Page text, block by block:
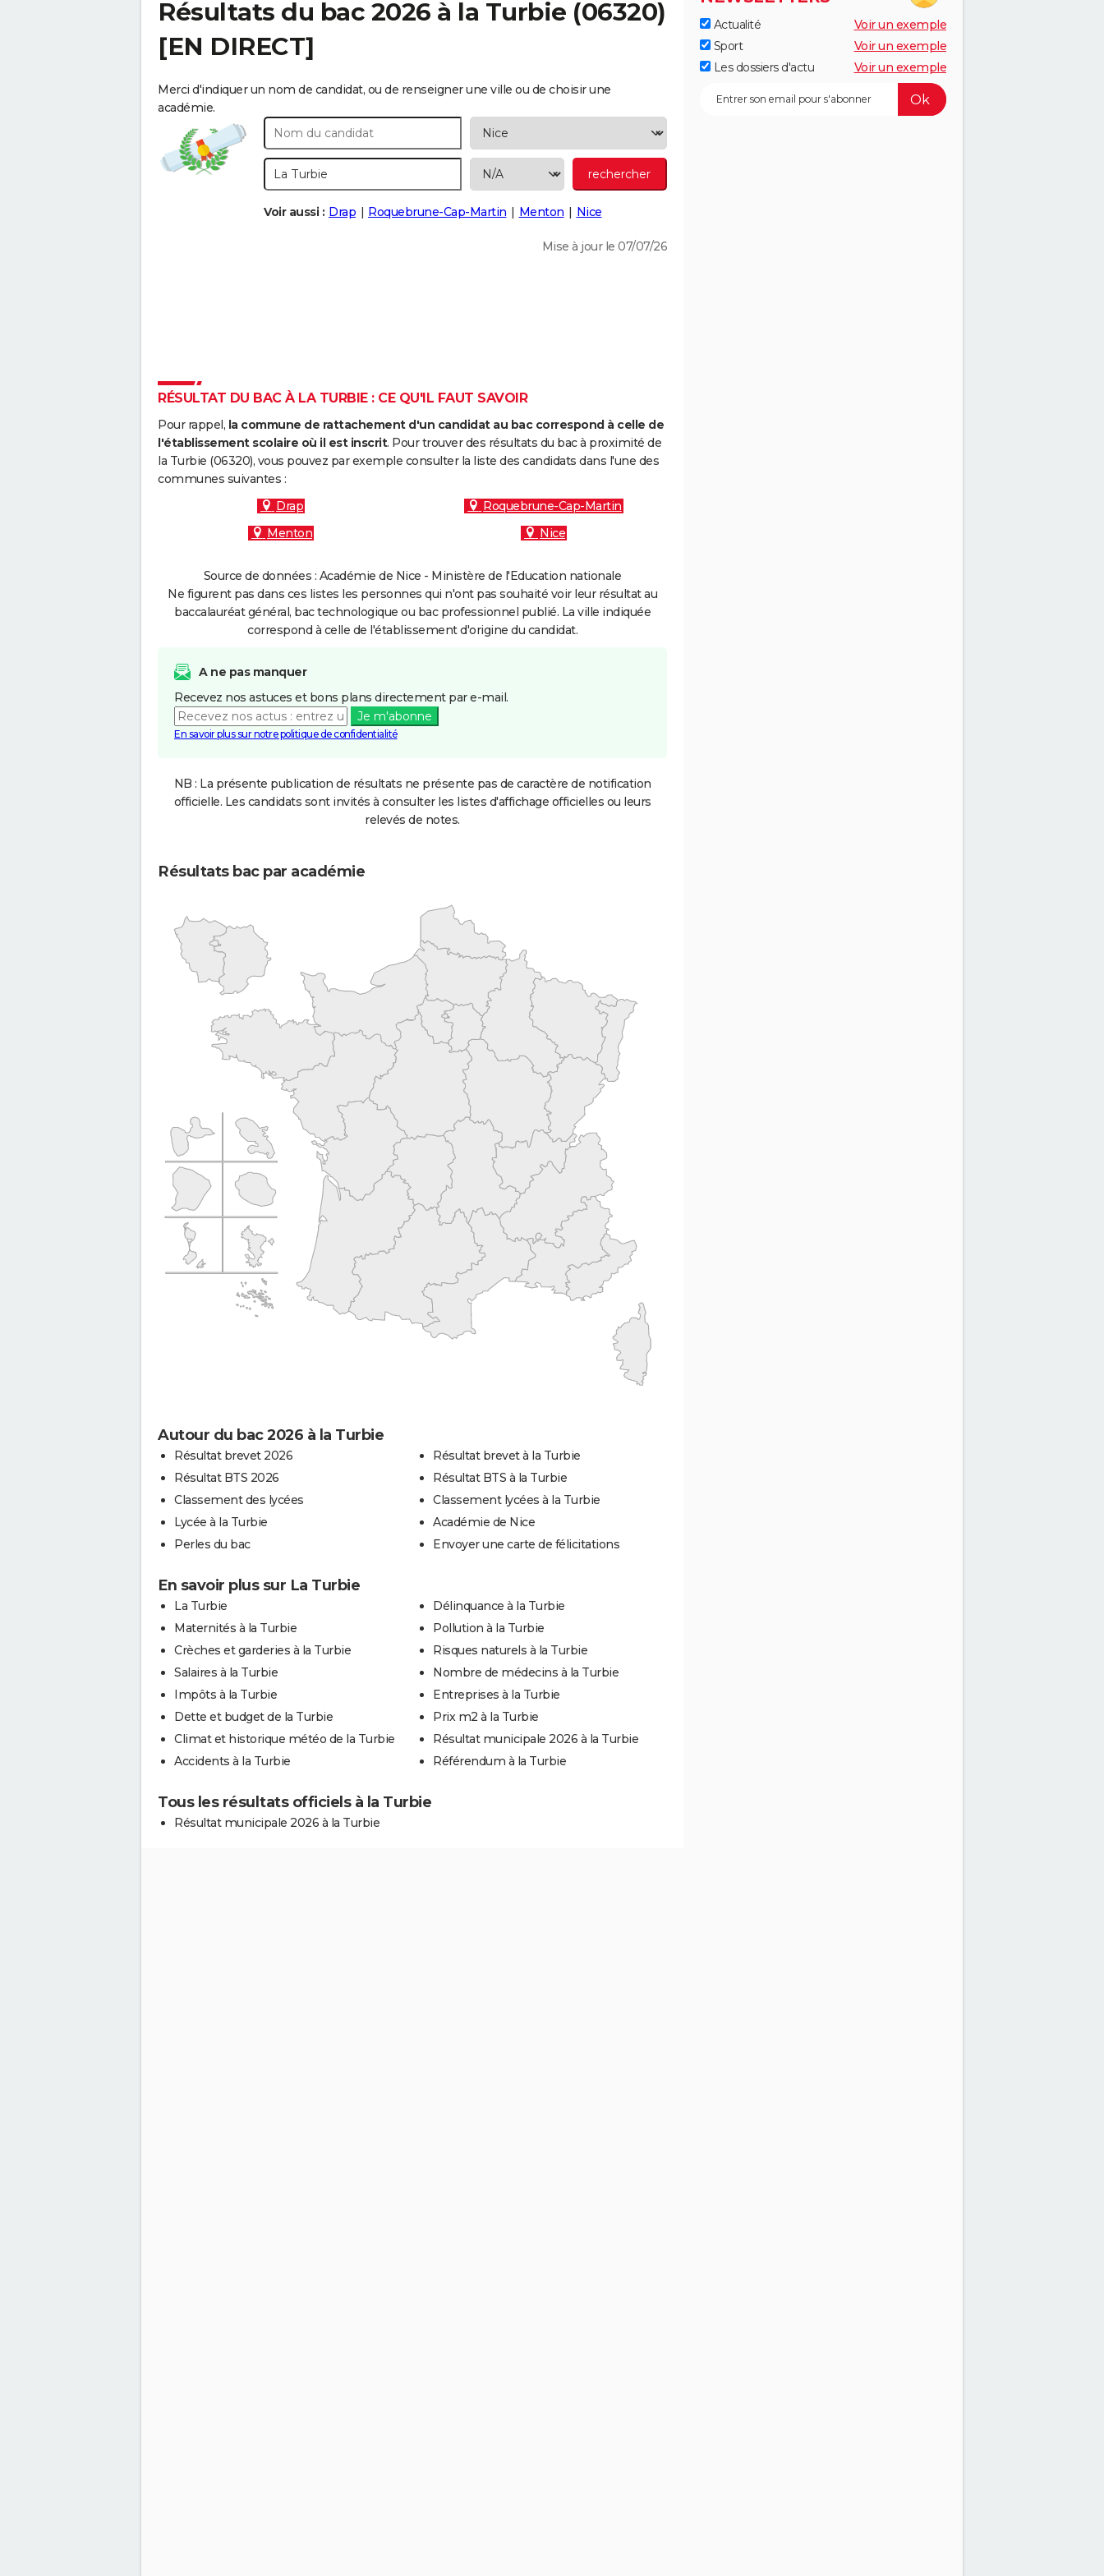
Résultats du bac 2026 à la Turbie (06320)
[EN DIRECT]
Merci d'indiquer un nom de candidat, ou de renseigner une ville ou de choisir une
académie.
Voir aussi : Drap Roquebrune-Cap-Martin Menton Nice
Mise à jour le 07/07/26
RÉSULTAT DU BAC À LA TURBIE : CE QU'IL FAUT SAVOIR
Pour rappel, la commune de rattachement d'un candidat au bac correspond à celle de
l'établissement scolaire où il est inscrit. Pour trouver des résultats du bac à proximité de
la Turbie (06320), vous pouvez par exemple consulter la liste des candidats dans l'une des
communes suivantes :
Drap
Roquebrune-Cap-Martin
Menton
Nice
Source de données : Académie de Nice - Ministère de l'Education nationale
Ne figurent pas dans ces listes les personnes qui n'ont pas souhaité voir leur résultat au
baccalauréat général, bac technologique ou bac professionnel publié. La ville indiquée
correspond à celle de l'établissement d'origine du candidat.
A ne pas manquer
Recevez nos astuces et bons plans directement par e-mail.
Je m'abonne
En savoir plus sur notre politique de confidentialité
NB : La présente publication de résultats ne présente pas de caractère de notification
officielle. Les candidats sont invités à consulter les listes d'affichage officielles ou leurs
relevés de notes.
Résultats bac par académie
Autour du bac 2026 à la Turbie
Résultat brevet 2026
Résultat BTS 2026
Classement des lycées
Lycée à la Turbie
Perles du bac
Résultat brevet à la Turbie
Résultat BTS à la Turbie
Classement lycées à la Turbie
Académie de Nice
Envoyer une carte de félicitations
En savoir plus sur La Turbie
La Turbie
Maternités à la Turbie
Crèches et garderies à la Turbie
Salaires à la Turbie
Impôts à la Turbie
Dette et budget de la Turbie
Climat et historique météo de la Turbie
Accidents à la Turbie
Délinquance à la Turbie
Pollution à la Turbie
Risques naturels à la Turbie
Nombre de médecins à la Turbie
Entreprises à la Turbie
Prix m2 à la Turbie
Résultat municipale 2026 à la Turbie
Référendum à la Turbie
Tous les résultats officiels à la Turbie
Résultat municipale 2026 à la Turbie
Actualité
Voir un exemple
Sport
Voir un exemple
Les dossiers d'actu
Voir un exemple